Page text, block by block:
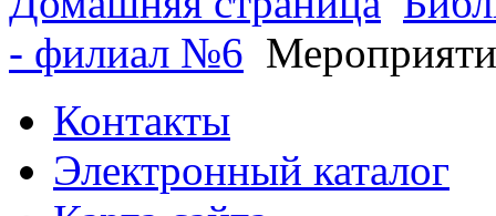
- филиал №6
Контакты
Электронный каталог